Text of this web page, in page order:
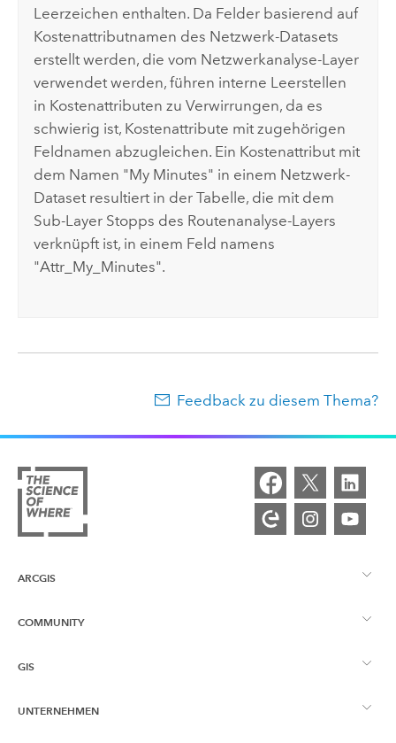
Leerzeichen enthalten. Da Felder basierend auf
Kostenattributnamen des Netzwerk-Datasets
erstellt werden, die vom Netzwerkanalyse-Layer
verwendet werden, führen interne Leerstellen
in Kostenattributen zu Verwirrungen, da es
schwierig ist, Kostenattribute mit zugehörigen
Feldnamen abzugleichen. Ein Kostenattribut mit
dem Namen "My Minutes" in einem Netzwerk-
Dataset resultiert in der Tabelle, die mit dem
Sub-Layer Stopps des Routenanalyse-Layers
verknüpft ist, in einem Feld namens
"Attr_My_Minutes".
Feedback zu diesem Thema?
ARCGIS
ArcGIS – Überblick
Kartenerstellung
COMMUNITY
Esri Community
ArcGIS Blog
GIS
Was ist GIS?
UNTERNEHMEN